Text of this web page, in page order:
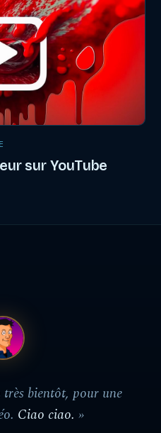
sur YouTube
très bientôt, pour une
Ciao ciao. »